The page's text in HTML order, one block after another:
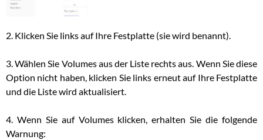
2. Klicken Sie links auf Ihre Festplatte (sie wird benannt).
3. Wählen Sie Volumes aus der Liste rechts aus. Wenn Sie diese
Option nicht haben, klicken Sie links erneut auf Ihre Festplatte
und die Liste wird aktualisiert.
4. Wenn Sie auf Volumes klicken, erhalten Sie die folgende
Warnung: